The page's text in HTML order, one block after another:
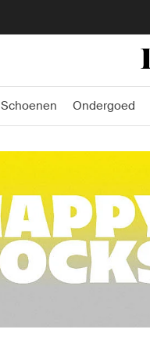
Schoenen Ondergoed